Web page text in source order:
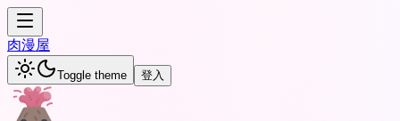
肉漫屋
Toggle theme 登入